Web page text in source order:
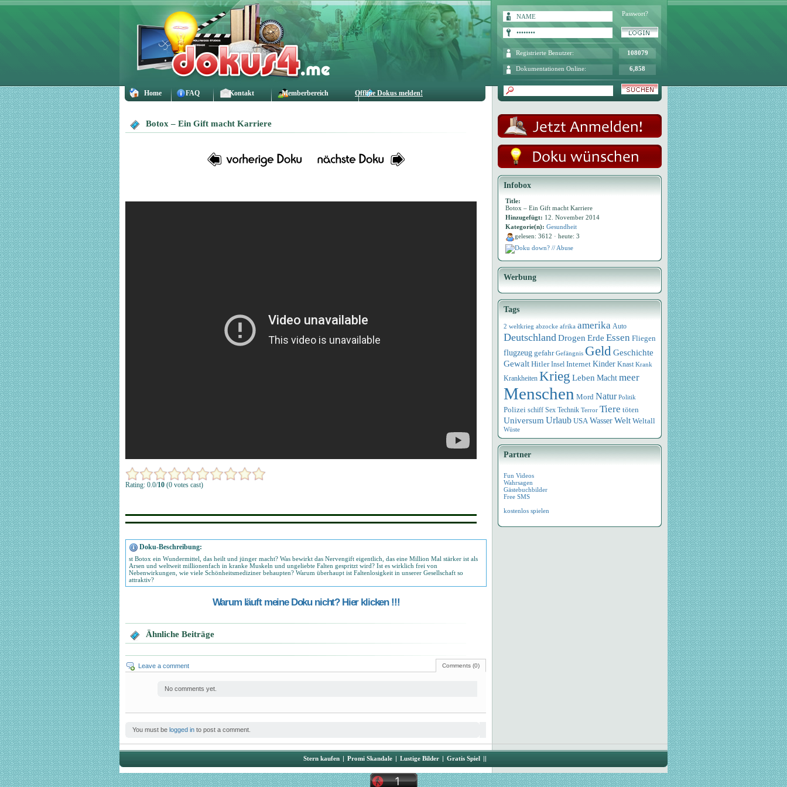
Home FAQ Kontakt Memberbereich Offline Dokus melden!
Passwort?
Registrierte Benutzer: 108079
Dokumentationen Online: 6,858
Botox – Ein Gift macht Karriere
Rating: 0.0/10 (0 votes cast)
Doku-Beschreibung:
st Botox ein Wundermittel, das heilt und jünger macht? Was bewirkt das Nervengift eigentlich, das eine Million Mal stärker ist als
Arsen und weltweit millionenfach in kranke Muskeln und ungeliebte Falten gespritzt wird? Ist es wirklich frei von
Nebenwirkungen, wie viele Schönheitsmediziner behaupten? Warum überhaupt ist Faltenlosigkeit in unserer Gesellschaft so
attraktiv?
Warum läuft meine Doku nicht? Hier klicken !!!
Ähnliche Beiträge
Comments (0)
Leave a comment
No comments yet.
You must be logged in to post a comment.
Infobox
Title:
Botox – Ein Gift macht Karriere
Hinzugefügt: 12. November 2014
Kategorie(n): Gesundheit
gelesen: 3612 · heute: 3
Doku down? // Abuse
Werbung
Tags
2 weltkrieg abzocke afrika amerika Auto
DeutschlandDrogen Erde Essen Fliegen
flugzeug gefahr Gefängnis GeldGeschichte
Gewalt Hitler Insel Internet Kinder Knast Krank
Krankheiten Krieg Leben Macht meer
Menschen Mord Natur Politik
Polizei schiff Sex Technik Terror Tiere töten
Universum Urlaub USA WasserWelt Weltall
Wüste
Partner
Fun Videos
Wahrsagen
Gästebuchbilder
Free SMS
kostenlos spielen
Stern kaufen | Promi Skandale | Lustige Bilder | Gratis Spiel ||